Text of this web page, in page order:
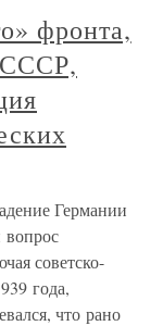
фронта,
СССР,
Германии
вопрос
советско-
года,
что рано